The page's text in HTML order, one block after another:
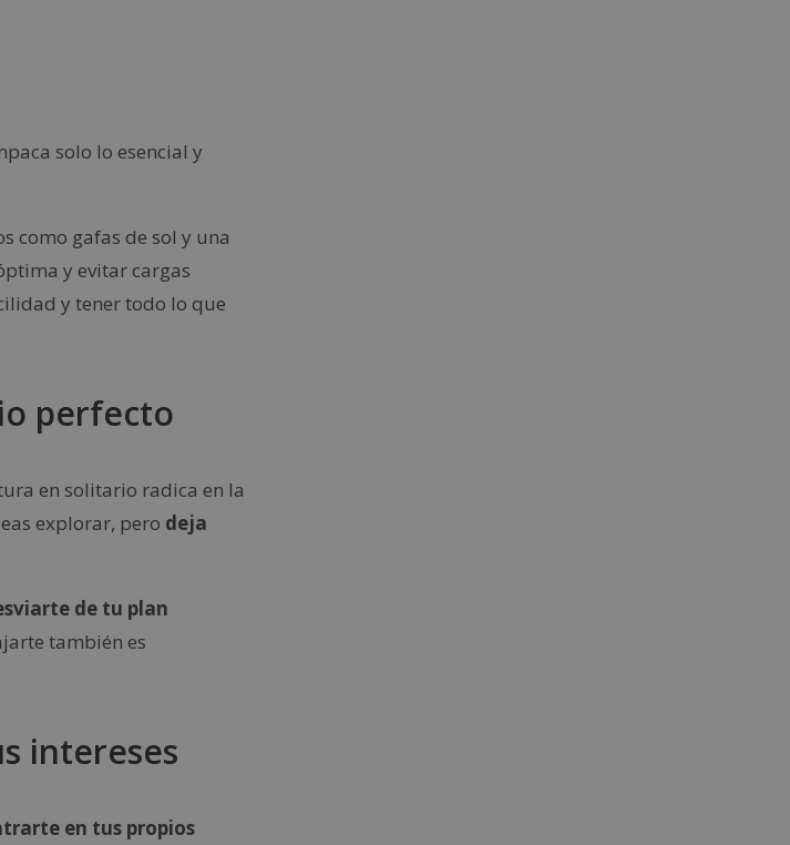
solo lo esencial y
como gafas de sol y una
y evitar cargas
y tener todo lo que
perfecto
en solitario radica en la
explorar, pero deja
de tu plan
también es
intereses
en tus propios